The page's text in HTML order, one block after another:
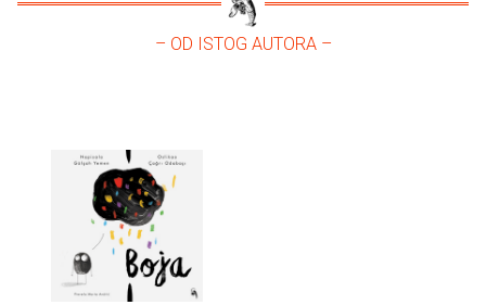
– OD ISTOG AUTORA –